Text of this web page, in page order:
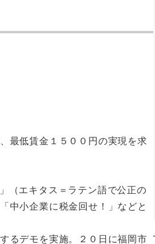
最低賃金１５００円の実現を求
（エキタス＝ラテン語で公正の
中小企業に税金回せ！」などと
るデモを実施。２０日に福岡市